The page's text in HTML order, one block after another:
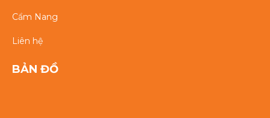
Cẩm Nang
Liên hệ
BẢN ĐỒ